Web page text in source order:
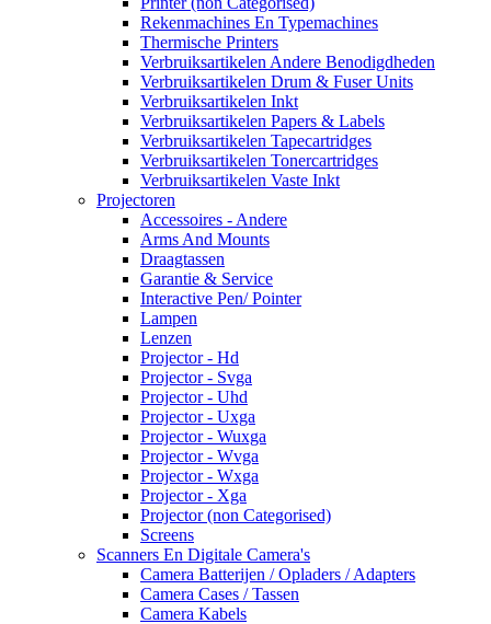
Rekenmachines En Typemachines
Thermische Printers
Verbruiksartikelen Andere Benodigdheden
Verbruiksartikelen Drum & Fuser Units
Verbruiksartikelen Inkt
Verbruiksartikelen Papers & Labels
Verbruiksartikelen Tapecartridges
Verbruiksartikelen Tonercartridges
Verbruiksartikelen Vaste Inkt
Projectoren
Accessoires - Andere
Arms And Mounts
Draagtassen
Garantie & Service
Interactive Pen/ Pointer
Lampen
Lenzen
Projector - Hd
Projector - Svga
Projector - Uhd
Projector - Uxga
Projector - Wuxga
Projector - Wvga
Projector - Wxga
Projector - Xga
Projector (non Categorised)
Screens
Scanners En Digitale Camera's
Camera Batterijen / Opladers / Adapters
Camera Cases / Tassen
Camera Kabels